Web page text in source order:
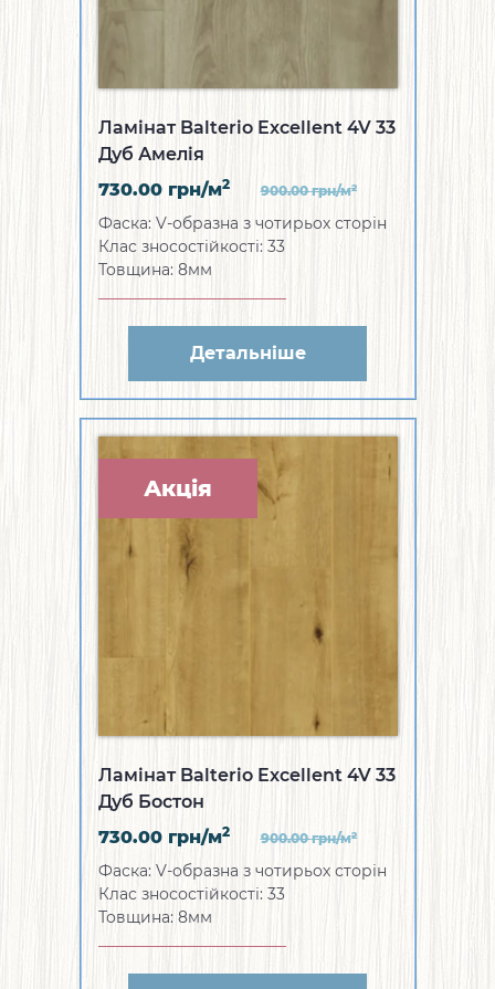
Ламінат Balterio Excellent 4V 33
Дуб Амелія
730.00 грн/м2 900.00грн/м2
Фаска: V-образна з чотирьох сторін
Клас зносостійкості: 33
Товщина: 8мм
Детальніше
Акція
Ламінат Balterio Excellent 4V 33
Дуб Бостон
730.00 грн/м2 900.00грн/м2
Фаска: V-образна з чотирьох сторін
Клас зносостійкості: 33
Товщина: 8мм